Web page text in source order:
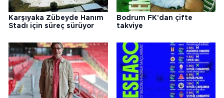
Karşıyaka Zübeyde Hanım
Stadı için süreç sürüyor
Bodrum FK'dan çifte
takviye